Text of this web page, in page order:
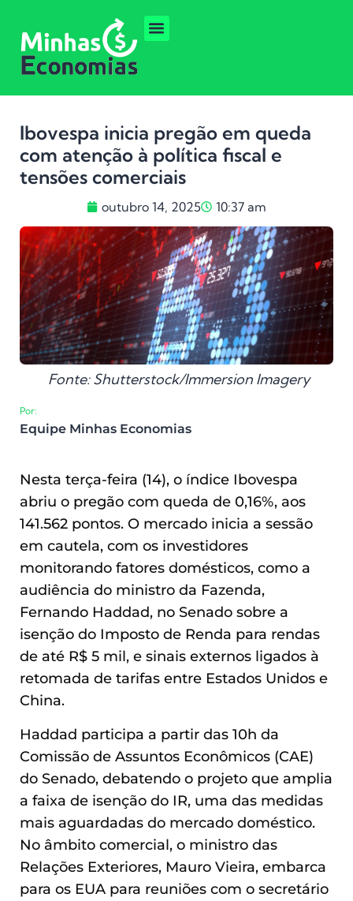
Ibovespa inicia pregão em queda
com atenção à política fiscal e
tensões comerciais
outubro 14, 2025 10:37 am
Fonte: Shutterstock/Immersion Imagery
Por:
Equipe Minhas Economias
Nesta terça-feira (14), o índice Ibovespa
abriu o pregão com queda de 0,16%, aos
141.562 pontos. O mercado inicia a sessão
em cautela, com os investidores
monitorando fatores domésticos, como a
audiência do ministro da Fazenda,
Fernando Haddad, no Senado sobre a
isenção do Imposto de Renda para rendas
de até R$ 5 mil, e sinais externos ligados à
retomada de tarifas entre Estados Unidos e
China.
Haddad participa a partir das 10h da
Comissão de Assuntos Econômicos (CAE)
do Senado, debatendo o projeto que amplia
a faixa de isenção do IR, uma das medidas
mais aguardadas do mercado doméstico.
No âmbito comercial, o ministro das
Relações Exteriores, Mauro Vieira, embarca
para os EUA para reuniões com o secretário